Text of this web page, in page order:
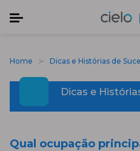
Home Dicas e Histórias de
Dicas e
Qual ocupação